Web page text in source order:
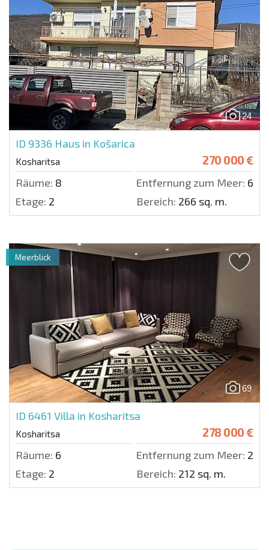
24
ID 9336 Haus in Košarica
Kosharitsa 270 000 €
Räume: 8 Entfernung zum Meer:
Etage: 2 Bereich: 266 sq. m.
69
ID 6461 Villa in Kosharitsa
Kosharitsa 278 000 €
Räume: 6 Entfernung zum Meer:
Etage: 2 Bereich: 212 sq. m.
Meerblick